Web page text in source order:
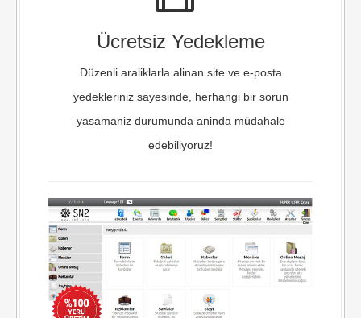
Ücretsiz Yedekleme
Düzenli araliklarla alinan site ve e-posta
yedekleriniz sayesinde, herhangi bir sorun
yasamaniz durumunda aninda müdahale
edebiliyoruz!